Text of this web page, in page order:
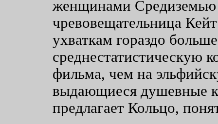
женщинами Средиземью
чревовещательница
ухваткам гораздо
среднестатистическую
фильма, чем на
выдающиеся душевные
предлагает Кольцо,